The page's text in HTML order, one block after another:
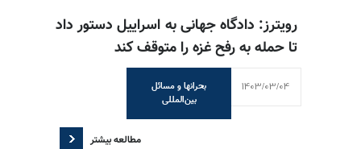
رویترز: دادگاه جهانی به اسراییل دستور داد
تا حمله به رفح غزه را متوقف کند
بحرانها و مسائل
بین‌المللی
1403/03/04
مطالعه بیشتر